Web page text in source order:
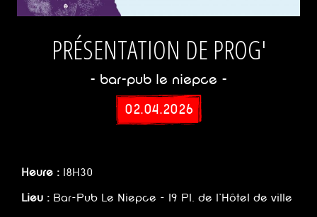
PRÉSENTATION DE PROG'
- bar-pub le niepce -
02.04.2026
Heure : 18H30
Lieu : Bar-Pub Le Niepce - 19 Pl. de l'Hôtel de ville